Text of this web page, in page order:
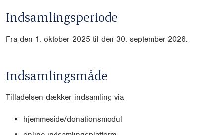
Indsamlingsperiode
Fra den 1. oktober 2025 til den 30. september 2026.
Indsamlingsmåde
Tilladelsen dækker indsamling via
hjemmeside/donationsmodul